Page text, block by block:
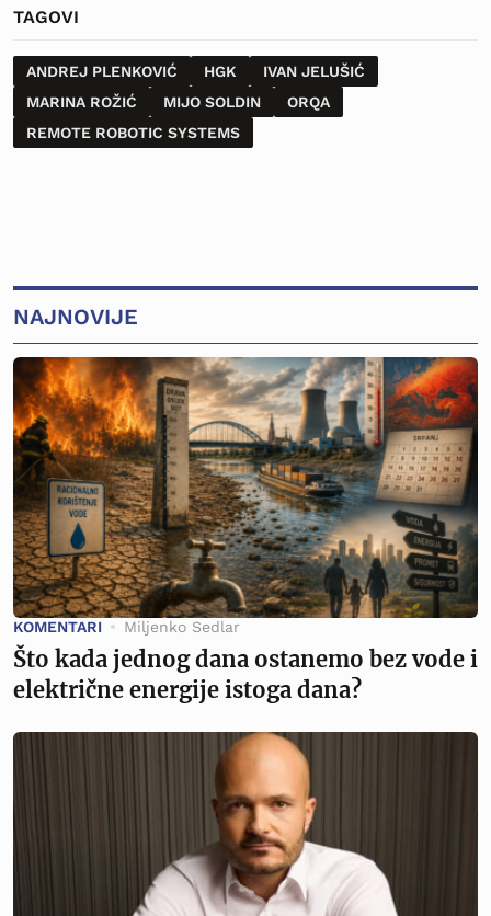
TAGOVI
ANDREJ PLENKOVIĆ HGK
IVAN JELUŠIĆ
MARINA ROŽIĆ
MIJO SOLDIN
ORQA
REMOTE ROBOTIC SYSTEMS
NAJNOVIJE
KOMENTARI Miljenko Sedlar
Što kada jednog dana ostanemo bez vode i
električne energije istoga dana?